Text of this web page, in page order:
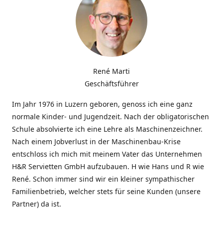
René Marti
Geschäftsführer
Im Jahr 1976 in Luzern geboren, genoss ich eine ganz
normale Kinder- und Jugendzeit. Nach der obligatorischen
Schule absolvierte ich eine Lehre als Maschinenzeichner.
Nach einem Jobverlust in der Maschinenbau-Krise
entschloss ich mich mit meinem Vater das Unternehmen
H&R Servietten GmbH aufzubauen. H wie Hans und R wie
René. Schon immer sind wir ein kleiner sympathischer
Familienbetrieb, welcher stets für seine Kunden (unsere
Partner) da ist.